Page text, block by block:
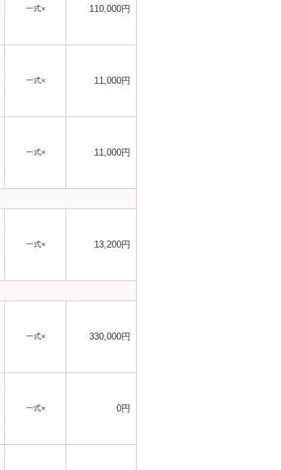
一式× 110,000円
一式× 11,000円
一式× 11,000円
一式× 13,200円
一式× 330,000円
一式× 0円